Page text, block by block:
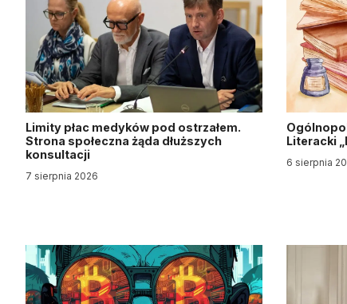
Limity płac medyków pod ostrzałem.
Strona społeczna żąda dłuższych
konsultacji
7 sierpnia 2026
Literacki
6 sierpnia